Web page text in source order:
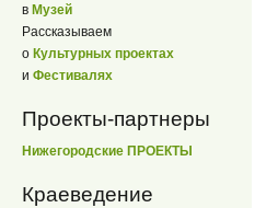
в Музей
Рассказываем
о Культурных проектах
и Фестивалях
Проекты-партнеры
Нижегородские ПРОЕКТЫ
Краеведение